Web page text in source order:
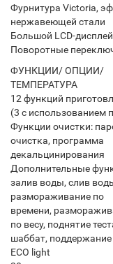
Фурнитура Victoria,
нержавеющей стали
Большой LCD-дисплей
Поворотные
ФУНКЦИИ/ ОПЦИИ/
ТЕМПЕРАТУРА
12 функций
(3 с использованием
Функции очистки:
очистка, программа
декальцинирования
Дополнительные
залив воды, слив
размораживание по
времени,
по весу, поднятие
шаббат, поддержание
ECO light